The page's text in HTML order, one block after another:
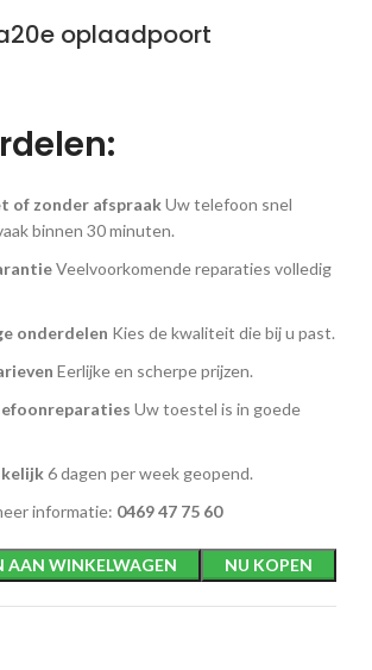
oplaadpoort
of zonder afspraakUw telefoon snel
binnen 30 minuten.
Veelvoorkomende reparaties volledig
onderdelen Kies de kwaliteit die bij u past.
Eerlijke en scherpe prijzen.
Uw toestel is in goede
6 dagen per week geopend.
informatie: 0469 47 75 60
AAN WINKELWAGEN NU KOPEN